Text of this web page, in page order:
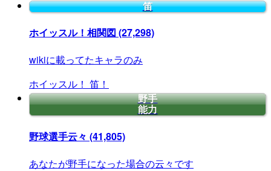
笛
ホイッスル！相関図 (27,298)
wikiに載ってたキャラのみ
ホイッスル！ 笛！
野手
能力
野球選手云々 (41,805)
あなたが野手になった場合の云々です